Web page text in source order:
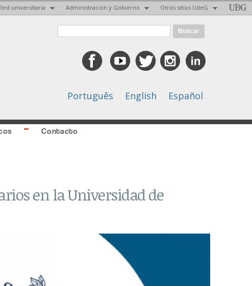
Red universitaria Administración y Gobierno Otros sitios UdeG
Formulario de búsqueda
Português English Español
Contacto
en la Universidad de